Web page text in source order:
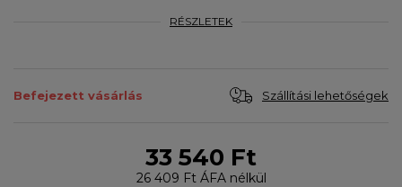
RÉSZLETEK
Befejezett vásárlás Szállítási lehetőségek
33 540 Ft
26 409 FtÁFA nélkül